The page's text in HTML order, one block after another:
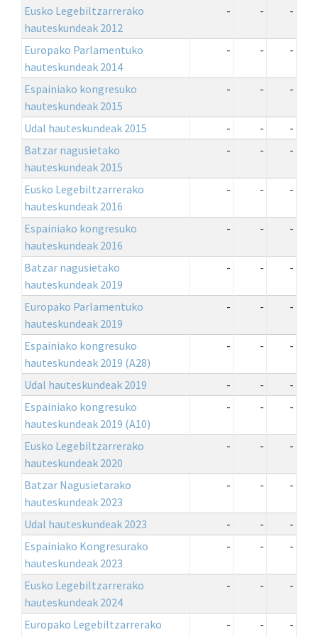
Eusko Legebiltzarrerako
hauteskundeak 2012
- - -
Europako Parlamentuko
hauteskundeak 2014
- - -
Espainiako kongresuko
hauteskundeak 2015
- - -
Udal hauteskundeak 2015 - -
-
Batzar nagusietako
hauteskundeak 2015
- - -
Eusko Legebiltzarrerako
hauteskundeak 2016
- - -
Espainiako kongresuko
hauteskundeak 2016
- - -
Batzar nagusietako
hauteskundeak 2019
- - -
Europako Parlamentuko
hauteskundeak 2019
- - -
Espainiako kongresuko
hauteskundeak 2019 (A28)
- - -
Udal hauteskundeak 2019 - -
-
Espainiako kongresuko
hauteskundeak 2019 (A10)
- - -
Eusko Legebiltzarrerako
hauteskundeak 2020
- - -
Batzar Nagusietarako
hauteskundeak 2023
- - -
Udal hauteskundeak 2023 - -
-
Espainiako Kongresurako
hauteskundeak 2023
- - -
Eusko Legebiltzarrerako
hauteskundeak 2024
- - -
Europako Legebiltzarrerako
- - -